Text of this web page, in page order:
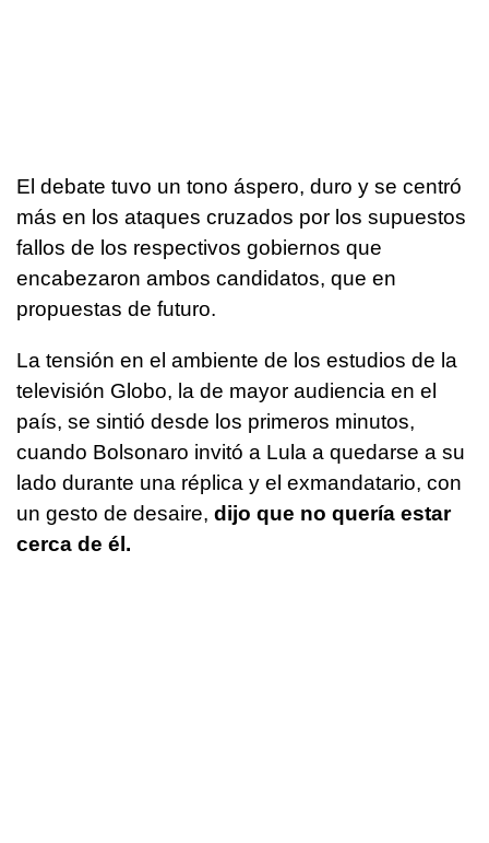
El debate tuvo un tono áspero, duro y se centró
más en los ataques cruzados por los supuestos
fallos de los respectivos gobiernos que
encabezaron ambos candidatos, que en
propuestas de futuro.
La tensión en el ambiente de los estudios de la
televisión Globo, la de mayor audiencia en el
país, se sintió desde los primeros minutos,
cuando Bolsonaro invitó a Lula a quedarse a su
lado durante una réplica y el exmandatario, con
un gesto de desaire, dijo que no quería estar
cerca de él.